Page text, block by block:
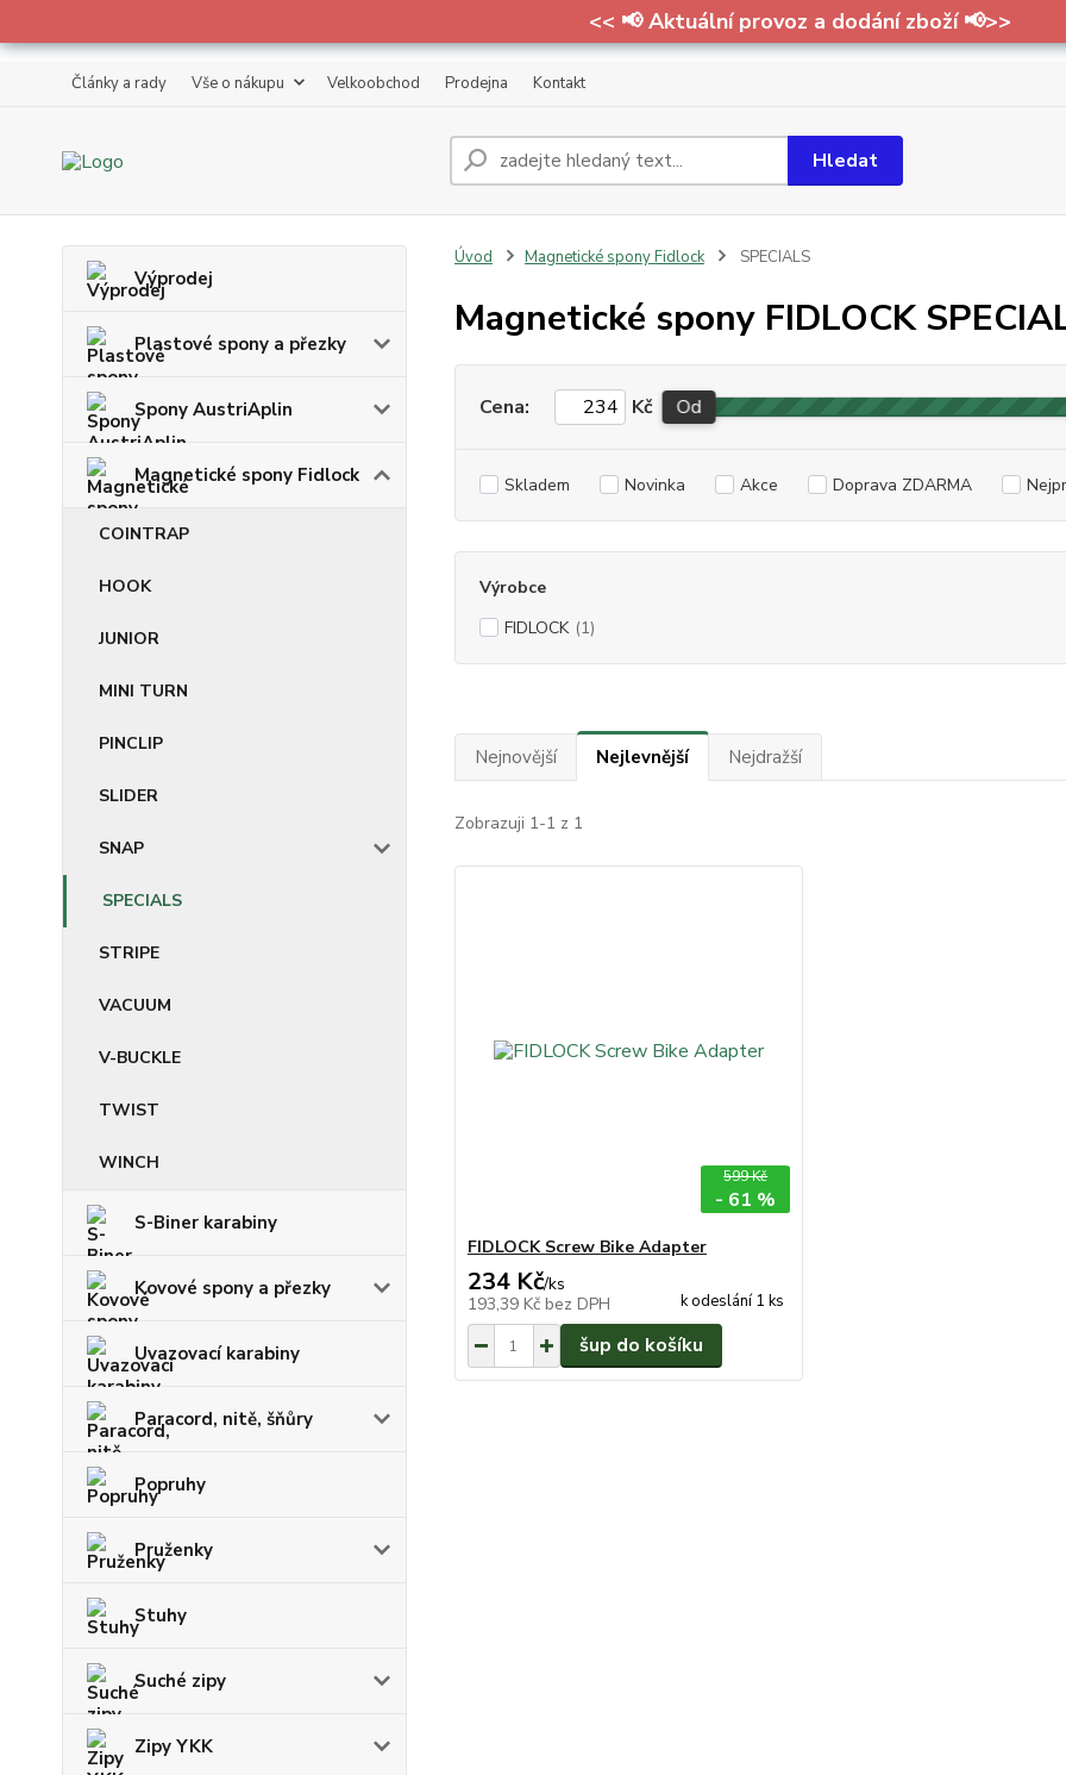
<< 📢 Aktuální provoz a dodání zboží 📢>>
Články a rady Vše o nákupu Velkoobchod Prodejna Kontakt
Hledat
Výprodej
Plastové spony a přezky
Spony AustriAplin
Magnetické spony Fidlock
COINTRAP
HOOK
JUNIOR
MINI TURN
PINCLIP
SLIDER
SNAP
SPECIALS
STRIPE
VACUUM
V-BUCKLE
TWIST
WINCH
S-Biner karabiny
Kovové spony a přezky
Uvazovací karabiny
Paracord, nitě, šňůry
Popruhy
Pruženky
Stuhy
Suché zipy
Zipy YKK
Úvod Magnetické spony Fidlock SPECIALS
Magnetické spony FIDLOCK
Cena: Kč Od
Skladem Novinka Akce Doprava ZDARMA
Výrobce
FIDLOCK (1)
Nejnovější Nejlevnější Nejdražší
Zobrazuji 1-1 z 1
599 Kč
- 61 %
FIDLOCK Screw Bike Adapter
234 Kč/ks
193,39 Kč bez DPH k odeslání 1 ks
šup do košíku